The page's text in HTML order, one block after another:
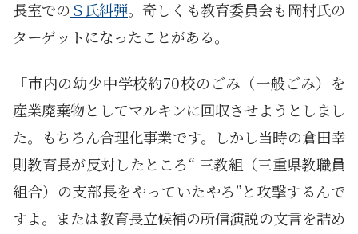
長室でのＳ氏糾弾。奇しくも教育委員会も岡村氏の
ターゲットになったことがある。
「市内の幼少中学校約70校のごみ（一般ごみ）を
産業廃棄物としてマルキンに回収させようとしまし
た。もちろん合理化事業です。しかし当時の倉田幸
則教育長が反対したところ“ 三教組（三重県教職員
組合）の支部長をやっていたやろ”と攻撃するんで
すよ。または教育長立候補の所信演説の文言を詰め